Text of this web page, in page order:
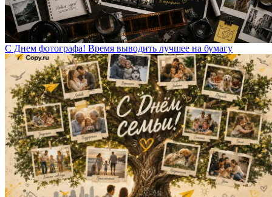
С Днем фотографа! Время выводить лучшее на бумагу